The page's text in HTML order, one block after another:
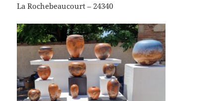
La Rochebeaucourt – 24340